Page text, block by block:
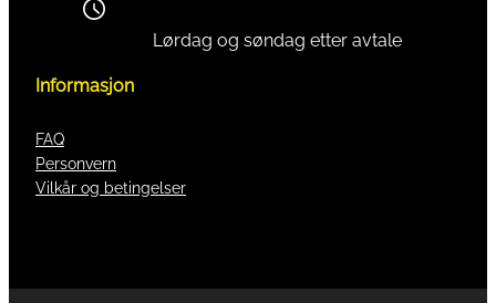
Lørdag og søndag etter avtale
Informasjon
FAQ
Personvern
Vilkår og betingelser